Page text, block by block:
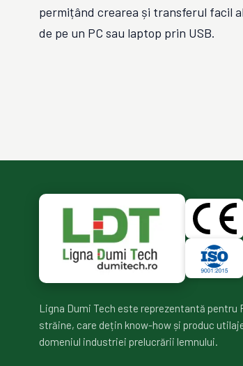
permițând crearea și transferul facil
de pe un PC sau laptop prin USB.
Ligna Dumi Tech este reprezentantă pentru
străine, care dețin know-how și produc
domeniul industriei prelucrării lemnului.